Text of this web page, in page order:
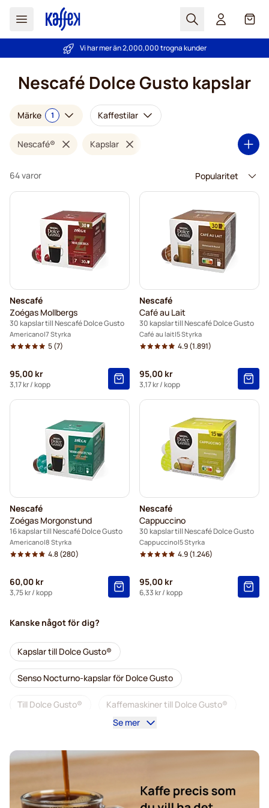
Sök Cart
PrisGaranti - alltid bra priser!
Vi har mer än 2,000,000 trogna kunder
Nescafé Dolce Gusto kapslar
Märke 1 Kaffestilar
Nescafé® Kapslar
64 varor
Nescafé
Zoégas Mollbergs
30 kapslar till Nescafé Dolce Gusto
Americano 7 Styrka
5(7)
95,00 kr
3,17 kr/ kopp
Nescafé
Café au Lait
30 kapslar till Nescafé Dolce Gusto
Café au lait 5 Styrka
4.9(1.891)
95,00 kr
3,17 kr/ kopp
Nescafé
Zoégas Morgonstund
16 kapslar till Nescafé Dolce Gusto
Americano 8 Styrka
4.8(280)
60,00 kr
3,75 kr/ kopp
Nescafé
Cappuccino
30 kapslar till Nescafé Dolce Gusto
Cappuccino 5 Styrka
4.9(1.246)
95,00 kr
6,33 kr/ kopp
Kanske något för dig?
Kapslar till Dolce Gusto®
Senso Nocturno-kapslar för Dolce Gusto
Till Dolce Gusto® Kaffemaskiner till Dolce Gusto®
Koffeinfritt kaffe för Dolce Gusto
Avkalkning och rengöring för Dolce Gusto
Se mer